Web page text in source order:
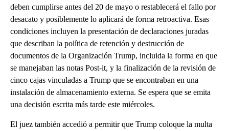
deben cumplirse antes del 20 de mayo o restablecerá el fallo por
desacato y posiblemente lo aplicará de forma retroactiva. Esas
condiciones incluyen la presentación de declaraciones juradas
que describan la política de retención y destrucción de
documentos de la Organización Trump, incluida la forma en que
se manejaban las notas Post-it, y la finalización de la revisión de
cinco cajas vinculadas a Trump que se encontraban en una
instalación de almacenamiento externa. Se espera que se emita
una decisión escrita más tarde este miércoles.
El juez también accedió a permitir que Trump coloque la multa